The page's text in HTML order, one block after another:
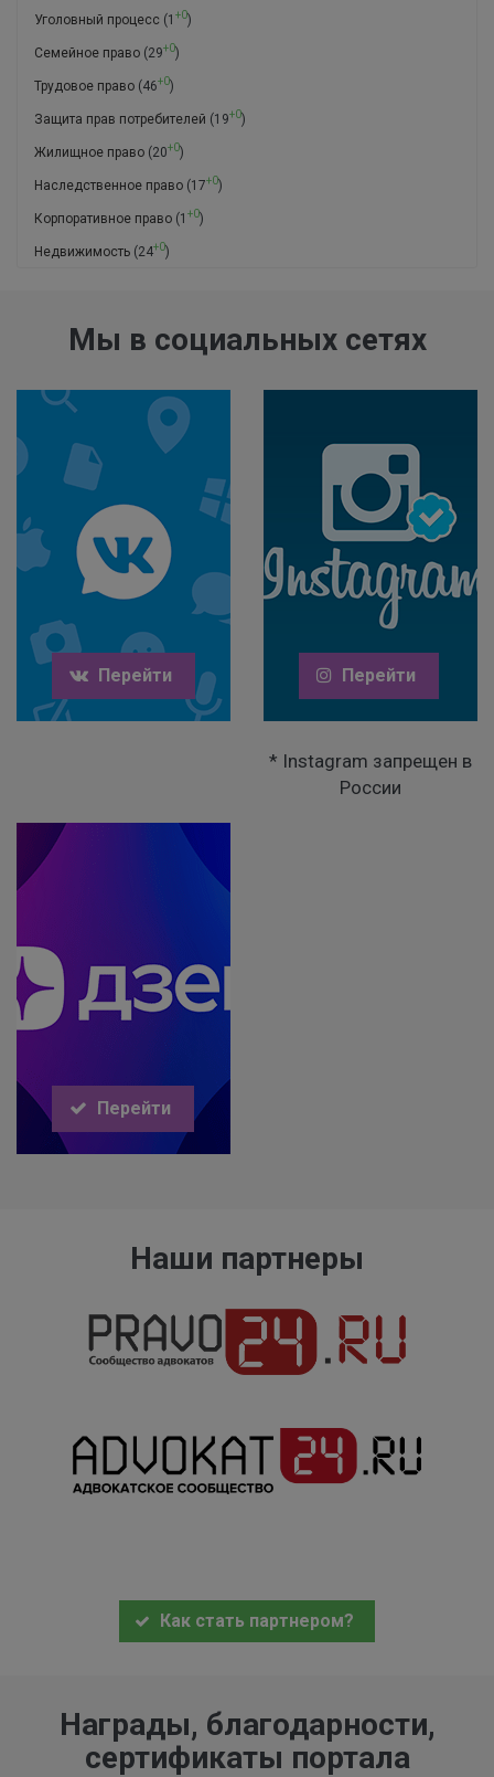
Уголовный процесс (1 +0)
Семейное право (29+0)
Трудовое право (46+0)
Защита прав потребителей (19+0)
Жилищное право (20+0)
Наследственное право (17+0)
Корпоративное право (1 +0)
Недвижимость (24+0)
Мы в социальных сетях
Перейти Перейти
* Instagram запрещен в
России
Перейти
Наши партнеры
Как стать партнером?
Награды, благодарности,
сертификаты портала